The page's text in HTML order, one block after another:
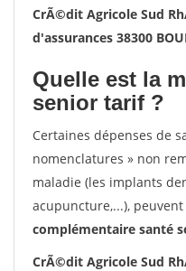
CrÃ©dit Agricole Sud
d'assurances 38300
Quelle est la
senior tarif ?
Certaines dépenses de
nomenclatures » non
maladie (les implants
acupuncture,...),
complémentaire santé
CrÃ©dit Agricole Sud